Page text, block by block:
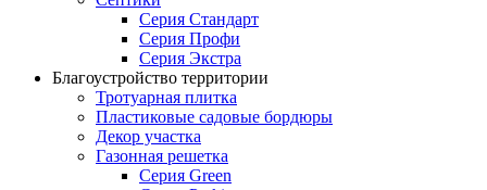
Серия Стандарт
Серия Профи
Серия Экстра
Благоустройство территории
Тротуарная плитка
Пластиковые садовые бордюры
Декор участка
Газонная решетка
Серия Green